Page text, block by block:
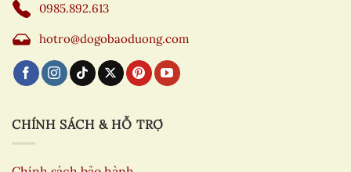
0985.892.613
hotro@dogobaoduong.com
CHÍNH SÁCH & HỖ TRỢ